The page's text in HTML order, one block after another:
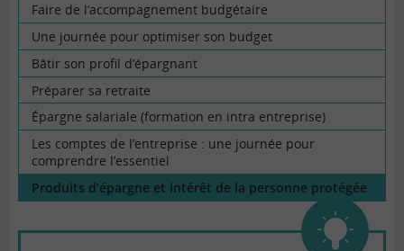
finance
pour
tous
Faire de l’accompagnement budgétaire
Une journée pour optimiser son budget
Bâtir son profil d’épargnant
Préparer sa retraite
Épargne salariale (formation en intra entreprise)
Les comptes de l’entreprise : une journée pour
comprendre l’essentiel
Produits d’épargne et intérêt de la personne protégée